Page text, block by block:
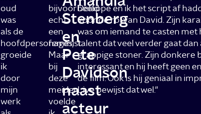
oud
was
als de
hoofdpersonages,
groeide
ik
door
mijn
werk
bijvoorbeeld
echt
een
feminist.
Maar
bij
deze
meiden
voelde
Stenberg
en
Pete
Davidson
naast
acteur
Delappe en ik het script af
voor de rol van David. Zijn
was om iemand te casten met
talent dat veel verder gaat
grappige stoner. Zijn donkere
interessant en hij heeft geen
de film. Ook is hij geniaal in
Live bewijst dat wel."